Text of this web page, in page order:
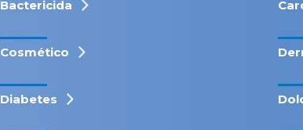
Bactericida
Cosmético
Diabetes